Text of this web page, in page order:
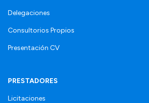
Delegaciones
Consultorios Propios
Presentación CV
PRESTADORES
Licitaciones